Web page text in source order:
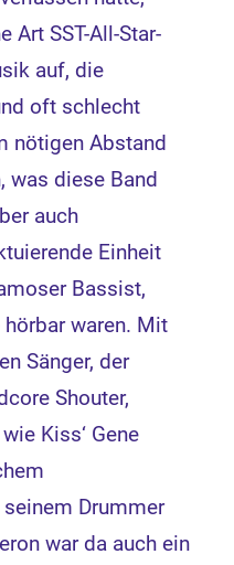
Art SST-All-Star-
auf, die
oft schlecht
nötigen Abstand
was diese Band
auch
Einheit
Bassist,
waren. Mit
Sänger, der
Shouter,
Kiss‘ Gene
Drummer
war da auch ein